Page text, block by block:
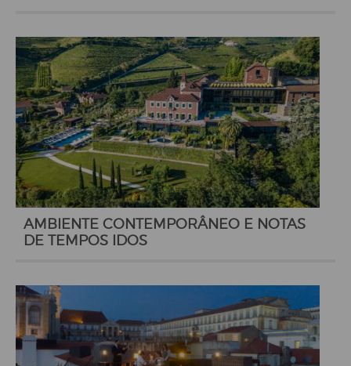
AMBIENTE CONTEMPORÂNEO E NOTAS
DE TEMPOS IDOS